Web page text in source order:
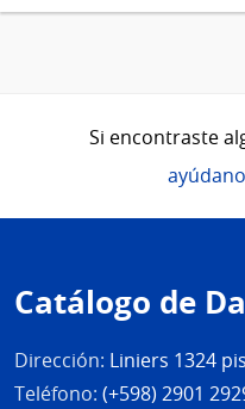
Si encontraste
de
página
Catálogo de
Dirección: Liniers 1324
Teléfono: (+598) 2901